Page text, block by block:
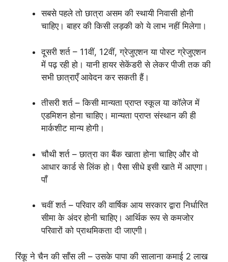
सबसे पहले तो छात्रा असम की स्थायी निवासी होनी
चाहिए। बाहर की किसी लड़की को ये लाभ नहीं मिलेगा।
दूसरी शर्त – 11वीं, 12वीं, ग्रेजुएशन या पोस्ट ग्रेजुएशन
में पढ़ रही हो। यानी हायर सेकेंडरी से लेकर पीजी तक की
सभी छात्राएँ आवेदन कर सकती हैं।
तीसरी शर्त – किसी मान्यता प्राप्त स्कूल या कॉलेज में
एडमिशन होना चाहिए। मान्यता प्राप्त संस्थान की ही
मार्कशीट मान्य होगी।
चौथी शर्त – छात्रा का बैंक खाता होना चाहिए और वो
आधार कार्ड से लिंक हो। पैसा सीधे इसी खाते में आएगा।
पाँ
चवीं शर्त – परिवार की वार्षिक आय सरकार द्वारा निर्धारित
सीमा के अंदर होनी चाहिए। आर्थिक रूप से कमजोर
परिवारों को प्राथमिकता दी जाएगी।
रिंकू ने चैन की साँस ली – उसके पापा की सालाना कमाई 2 लाख